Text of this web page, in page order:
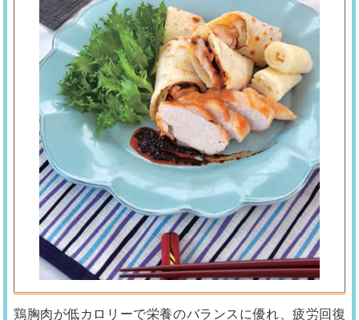
鶏胸肉が低カロリーで栄養のバランスに優れ、疲労回復